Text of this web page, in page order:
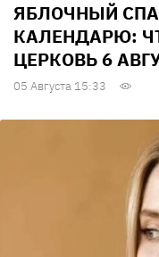
ЯБЛОЧНЫЙ
КАЛЕНДАРЮ:
ЦЕРКОВЬ 6
05 Августа 15:33